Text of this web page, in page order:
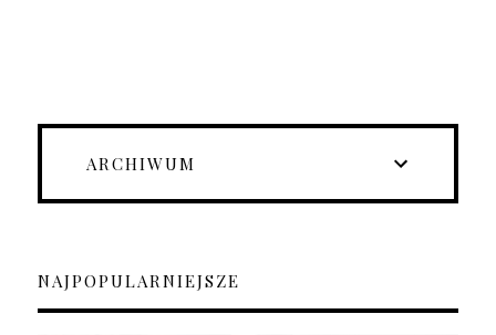
ARCHIWUM
NAJPOPULARNIEJSZE